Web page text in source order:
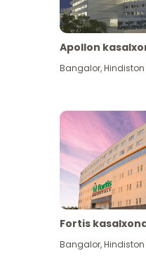
Apollon
Bangalor,Hindiston
Fortis
Bangalor,Hindiston